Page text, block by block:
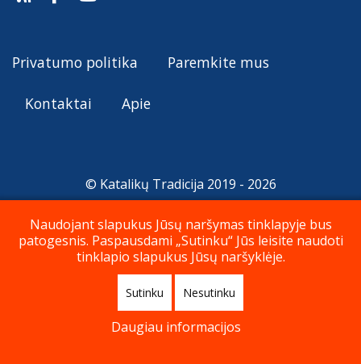
Privatumo politika Paremkite mus
Kontaktai Apie
© Katalikų Tradicija 2019 - 2026
Į viršų
Naudojant slapukus Jūsų naršymas tinklapyje bus
patogesnis. Paspausdami „Sutinku“ Jūs leisite naudoti
tinklapio slapukus Jūsų naršyklėje.
Sutinku Nesutinku
Daugiau informacijos